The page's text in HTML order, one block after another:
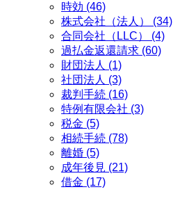
時効 (46)
株式会社（法人） (34)
合同会社（LLC） (4)
過払金返還請求 (60)
財団法人 (1)
社団法人 (3)
裁判手続 (16)
特例有限会社 (3)
税金 (5)
相続手続 (78)
離婚 (5)
成年後見 (21)
借金 (17)